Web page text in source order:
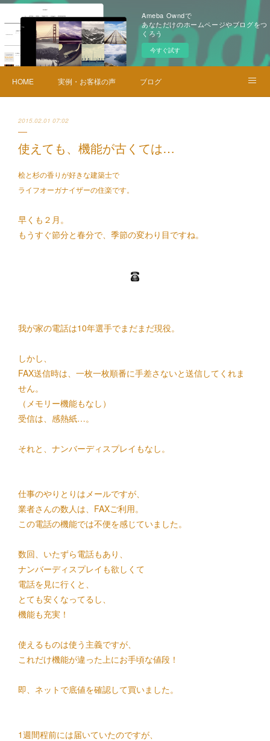
Ameba Owndで
あなただけのホームページやブログをつ
くろう
今すぐ試す
HOME 実例・お客様の声 ブログ
2015.02.01 07:02
使えても、機能が古くては…
桧と杉の香りが好きな建築士で
ライフオーガナイザーの住楽です。
早くも２月。
もうすぐ節分と春分で、季節の変わり目ですね。
我が家の電話は10年選手でまだまだ現役。
しかし、
FAX送信時は、一枚一枚順番に手差さないと送信してくれま
せん。
（メモリー機能もなし）
受信は、感熱紙…。
それと、ナンバーディスプレイもなし。
仕事のやりとりはメールですが、
業者さんの数人は、FAXご利用。
この電話の機能では不便を感じていました。
数回、いたずら電話もあり、
ナンバーディスプレイも欲しくて
電話を見に行くと、
とても安くなってるし、
機能も充実！
使えるものは使う主義ですが、
これだけ機能が違った上にお手頃な値段！
即、ネットで底値を確認して買いました。
1週間程前には届いていたのですが、